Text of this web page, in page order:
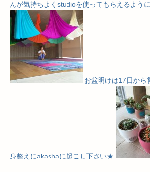
んが気持ちよくstudioを使ってもらえるよう
お盆明けは17日から
身整えにakashaに起こし下さい★